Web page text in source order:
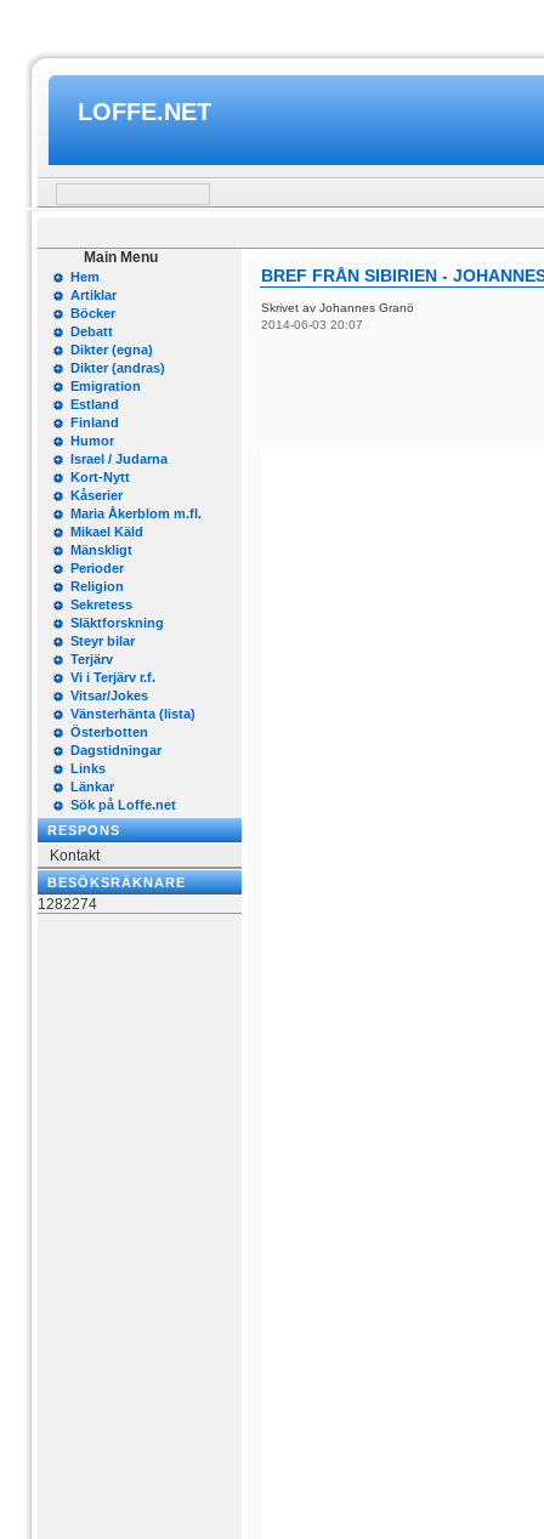
LOFFE.NET
Main Menu
Hem
Artiklar
Böcker
Debatt
Dikter (egna)
Dikter (andras)
Emigration
Estland
Finland
Humor
Israel / Judarna
Kort-Nytt
Kåserier
Maria Åkerblom m.fl.
Mikael Käld
Mänskligt
Perioder
Religion
Sekretess
Släktforskning
Steyr bilar
Terjärv
Vi i Terjärv r.f.
Vitsar/Jokes
Vänsterhänta (lista)
Österbotten
Dagstidningar
Links
Länkar
Sök på Loffe.net
RESPONS
Kontakt
BESÖKSRÄKNARE
1282274
BREF FRÅN SIBIRIEN -
Skrivet av Johannes Granö
2014-06-03 20:07